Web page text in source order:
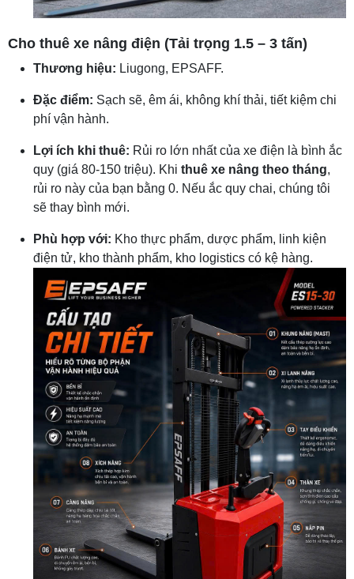
Cho thuê xe nâng điện (Tải trọng 1.5 – 3 tấn)
Thương hiệu: Liugong, EPSAFF.
Đặc điểm: Sạch sẽ, êm ái, không khí thải, tiết kiệm chi
phí vận hành.
Lợi ích khi thuê: Rủi ro lớn nhất của xe điện là bình ắc
quy (giá 80-150 triệu). Khi thuê xe nâng theo tháng,
rủi ro này của bạn bằng 0. Nếu ắc quy chai, chúng tôi
sẽ thay bình mới.
Phù hợp với: Kho thực phẩm, dược phẩm, linh kiện
điện tử, kho thành phẩm, kho logistics có kệ hàng.